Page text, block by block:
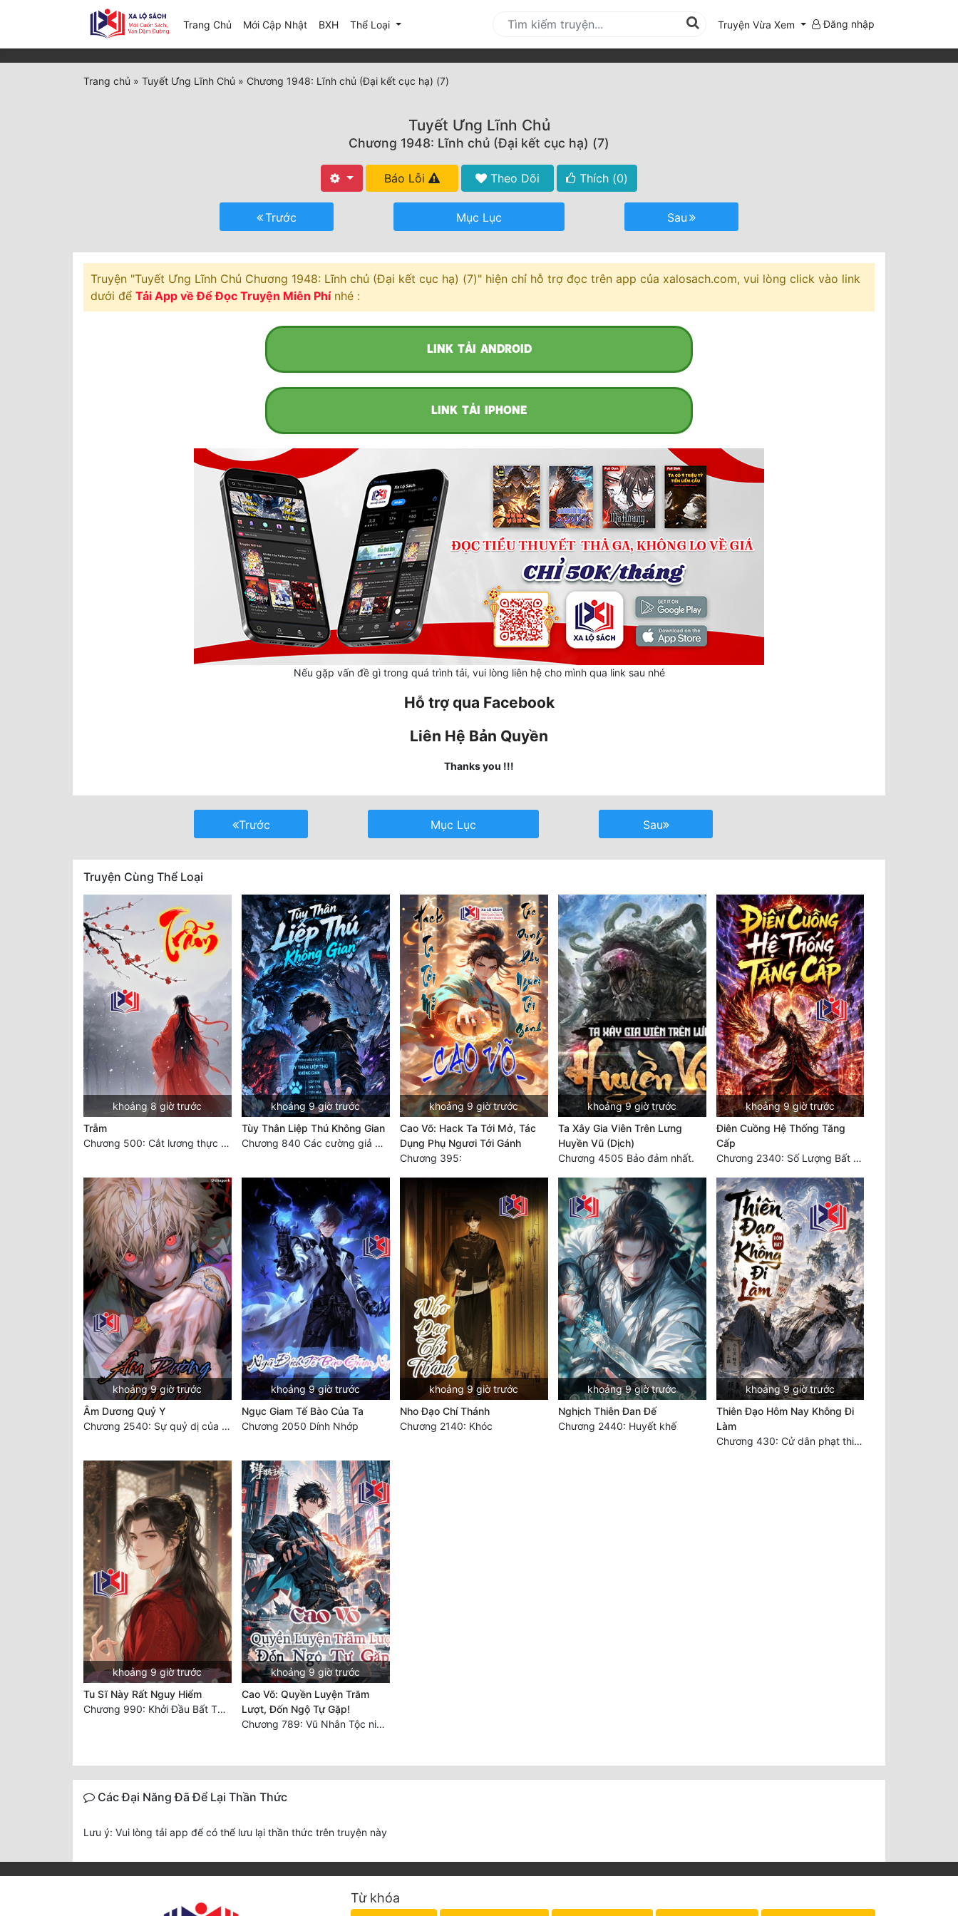
Trang Chủ Mới Cập Nhật(current)
BXH Thể Loại Truyện Vừa Xem Đăng nhập
Trang chủ » Tuyết Ưng Lĩnh Chủ » Chương 1948: Lĩnh chủ (Đại kết cục hạ) (7)
Tuyết Ưng Lĩnh Chủ
Chương 1948: Lĩnh chủ (Đại kết cục hạ) (7)
Báo Lỗi Theo Dõi Thích (0)
Trước Mục Lục Sau
Truyện "Tuyết Ưng Lĩnh Chủ Chương 1948: Lĩnh chủ (Đại kết cục hạ) (7)" hiện chỉ hỗ trợ đọc trên app của xalosach.com, vui lòng click vào link
dưới để Tải App về Để Đọc Truyện Miễn Phínhé :
LINK TẢI ANDROID
LINK TẢI IPHONE
Nếu gặp vấn đề gì trong quá trình tải, vui lòng liên hệ cho mình qua link sau nhé
Hỗ trợ qua Facebook
Liên Hệ Bản Quyền
Thanks you !!!
Trước Mục Lục Sau
Truyện Cùng Thể Loại
khoảng 8 giờ trước
Trẫm
Chương 500: Cắt lương thực là có thể thu hồi Macao (1)
khoảng 9 giờ trước
Tùy Thân Liệp Thú Không Gian
Chương 840 Các cường giả Hằng Tinh cấp khác đâu?
khoảng 9 giờ trước
Cao Võ: Hack Ta Tới Mở, Tác
Dụng Phụ Ngươi Tới Gánh
Chương 395:
khoảng 9 giờ trước
Ta Xây Gia Viên Trên Lưng
Huyền Vũ (Dịch)
Chương 4505 Bảo đảm nhất.
khoảng 9 giờ trước
Điên Cuồng Hệ Thống Tăng
Cấp
Chương 2340: Số Lượng Bất Túc!
khoảng 9 giờ trước
Âm Dương Quỷ Y
Chương 2540: Sự quỷ dị của Lý Trường Phong
khoảng 9 giờ trước
Ngục Giam Tế Bào Của Ta
Chương 2050 Dính Nhớp
khoảng 9 giờ trước
Nho Đạo Chí Thánh
Chương 2140: Khóc
khoảng 9 giờ trước
Nghịch Thiên Đan Đế
Chương 2440: Huyết khế
khoảng 9 giờ trước
Thiên Đạo Hôm Nay Không Đi
Làm
Chương 430: Cử dân phạt thiên (3)
khoảng 9 giờ trước
Tu Sĩ Này Rất Nguy Hiểm
Chương 990: Khởi Đầu Bất Thuận
khoảng 9 giờ trước
Cao Võ: Quyền Luyện Trăm
Lượt, Đốn Ngộ Tự Gặp!
Chương 789: Vũ Nhân Tộc niềm vui ngoài ý muốn (2)
Các Đại Năng Đã Để Lại Thần Thức
Lưu ý: Vui lòng tải app để có thể lưu lại thần thức trên truyện này
Từ khóa